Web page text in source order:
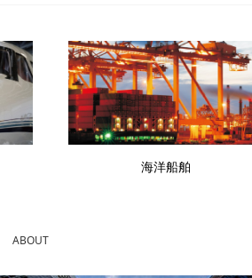
海洋船舶
ABOUT